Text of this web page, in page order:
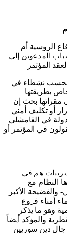
الروسية أم
المدعوين إلى
المؤتمر
-بحسب نشطاء في
بطريقتها
مقراتها بحث إن
أو تكليف أمني
في القامشلي
في المؤتمر أو
هم في
النظام مع
2018 بطبيعة الحال- والفضيحة الأكبر
أمناء فروع
وهو ما يذكر
والمؤكد أيضاً
دين سوريين